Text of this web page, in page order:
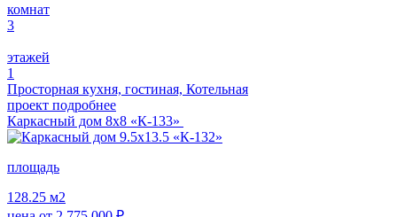
комнат
3
этажей
1
Просторная кухня, гостиная, Котельная
проект подробнее
Каркасный дом 8х8 «К-133»
площадь
128.25 м2